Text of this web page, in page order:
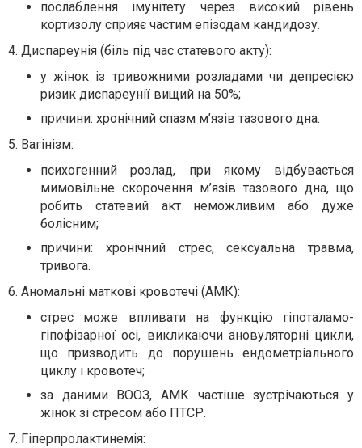
послаблення імунітету через високий рівень
кортизолу сприяє частим епізодам кандидозу.
4. Диспареунія (біль під час статевого акту):
у жінок із тривожними розладами чи депресією
ризик диспареунії вищий на 50%;
причини: хронічний спазм м’язів тазового дна.
5. Вагінізм:
психогенний розлад, при якому відбувається
мимовільне скорочення м’язів тазового дна, що
робить статевий акт неможливим або дуже
болісним;
причини: хронічний стрес, сексуальна травма,
тривога.
6. Аномальні маткові кровотечі (АМК):
стрес може впливати на функцію гіпоталамо-
гіпофізарної осі, викликаючи ановуляторні цикли,
що призводить до порушень ендометріального
циклу і кровотеч;
за даними ВООЗ, АМК частіше зустрічаються у
жінок зі стресом або ПТСР.
7. Гіперпролактинемія: